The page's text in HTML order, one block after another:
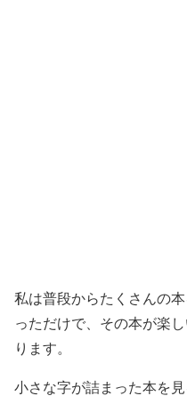
私は普段からたくさんの
っただけで、その本が楽
ります。
小さな字が詰まった本を